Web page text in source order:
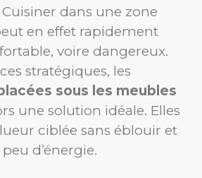
dans une zone
en effet rapidement
voire dangereux.
stratégiques, les
sous les meubles
une solution idéale. Elles
ciblée sans éblouir et
d’énergie.